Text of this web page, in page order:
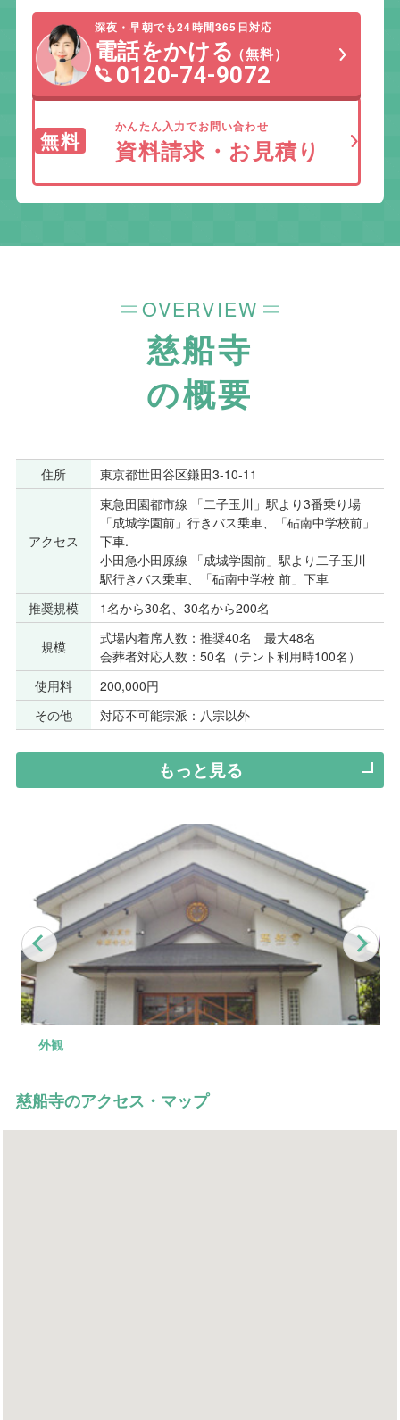
深夜・早朝でも24時間365日対応
電話をかける（無料）
0120-74-9072
無料
かんたん入力でお問い合わせ
資料請求・お見積り
OVERVIEW
慈船寺
の概要
住所 東京都世田谷区鎌田3-10-11
アクセス
東急田園都市線 「二子玉川」駅より3番乗り場
「成城学園前」行きバス乗車、「砧南中学校前」
下車.
小田急小田原線 「成城学園前」駅より二子玉川
駅行きバス乗車、「砧南中学校 前」下車
推奨規模
1名から30名、30名から200名
規模
式場内着席人数：推奨40名 最大48名
会葬者対応人数：50名（テント利用時100名）
使用料
200,000円
その他
対応不可能宗派：八宗以外
もっと見る
Previous
外観
式場
入口
控え室
外観
慈船寺のアクセス・マップ